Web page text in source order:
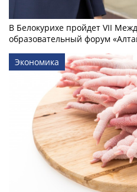
В Белокурихе пройдет VII
образовательный форум
Экономика